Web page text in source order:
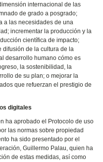
internacional de las
de grado a posgrado;
a las necesidades de una
; incrementar la producción y la
científica de impacto;
difusión de la cultura de la
desarrollo humano cómo es
la sostenibilidad, la
de su plan; o mejorar la
que refuerzan el prestigio de
digitales
ha aprobado el Protocolo de uso
las normas sobre propiedad
ha sido presentado por el
Guillermo Palau, quien ha
de estas medidas, así como